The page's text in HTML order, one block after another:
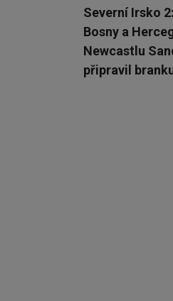
Severní Irsko
Bosny a
Newcastlu
připravil